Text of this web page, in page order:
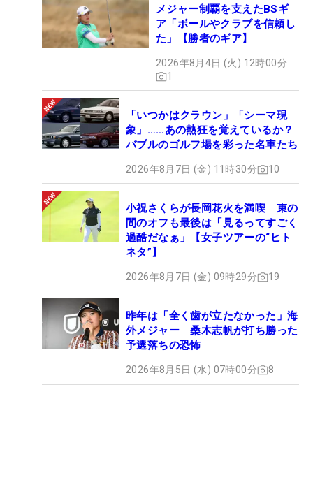
メジャー制覇を支えたBSギ
ア「ボールやクラブを信頼し
た」【勝者のギア】
2026年8月4日 (火) 12時00分
1
「いつかはクラウン」「シーマ現
象」……あの熱狂を覚えているか？
バブルのゴルフ場を彩った名車たち
2026年8月7日 (金) 11時30分 10
小祝さくらが長岡花火を満喫 束の
間のオフも最後は「見るってすごく
過酷だなぁ」【女子ツアーの“ヒト
ネタ”】
2026年8月7日 (金) 09時29分 19
昨年は「全く歯が立たなかった」海
外メジャー 桑木志帆が打ち勝った
予選落ちの恐怖
2026年8月5日 (水) 07時00分 8